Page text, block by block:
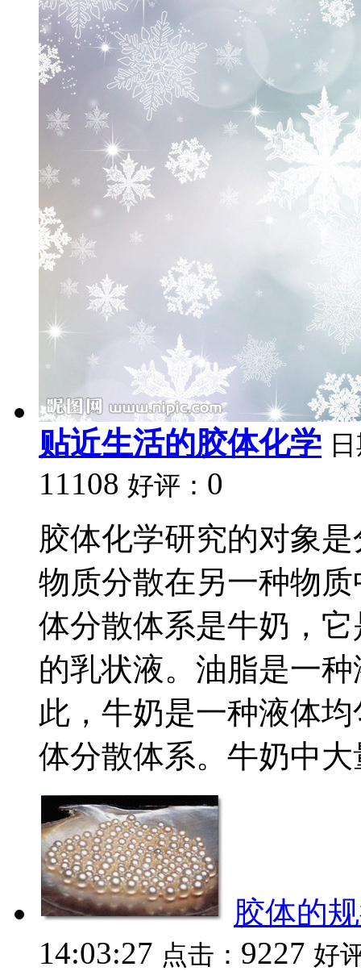
贴近生活的胶体化学
11108 好评： 0
胶体化学研究的对象
物质分散在另一种物
体分散体系是牛奶，
的乳状液。油脂是一
此，牛奶是一种液体
体分散体系。牛奶中大
胶体的
14:03:27 点击： 9227 好